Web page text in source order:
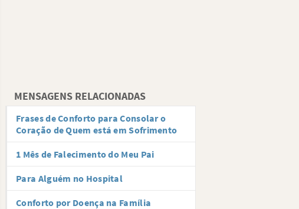
MENSAGENS RELACIONADAS
Frases de Conforto para Consolar o
Coração de Quem está em Sofrimento
1 Mês de Falecimento do Meu Pai
Para Alguém no Hospital
Conforto por Doença na Família